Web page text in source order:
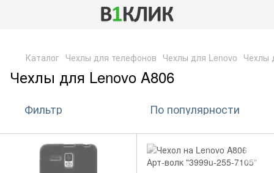
Каталог Чехлы для телефонов Чехлы для Lenovo Чехлы
Чехлы для Lenovo A806
Фильтр По популярности